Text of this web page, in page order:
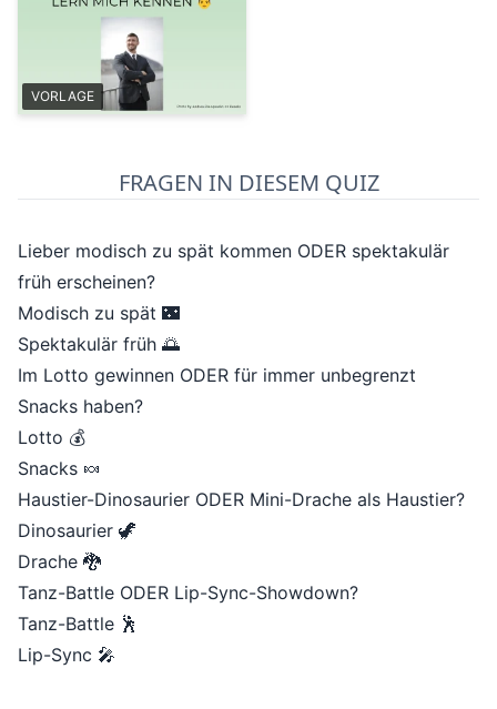
VORLAGE
FRAGEN IN DIESEM QUIZ
Lieber modisch zu spät kommen ODER spektakulär
früh erscheinen?
Modisch zu spät 🌃
Spektakulär früh 🌅
Im Lotto gewinnen ODER für immer unbegrenzt
Snacks haben?
Lotto 💰
Snacks 🍬
Haustier-Dinosaurier ODER Mini-Drache als Haustier?
Dinosaurier 🦖
Drache 🐉
Tanz-Battle ODER Lip-Sync-Showdown?
Tanz-Battle 🕺
Lip-Sync 🎤